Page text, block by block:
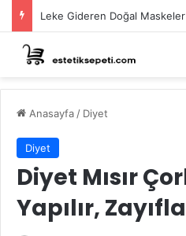
Leke Gideren Doğal Maskeler
Anasayfa / Diyet
Diyet
Diyet Mısır
Yapılır,